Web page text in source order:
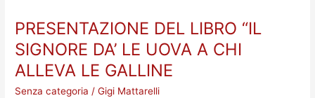
PRESENTAZIONE DEL LIBRO “IL
SIGNORE DA’ LE UOVA A CHI
ALLEVA LE GALLINE
Senza categoria /Gigi Mattarelli
PRESENTAZIONE
DEL
LIBRO
“IL
SIGNORE